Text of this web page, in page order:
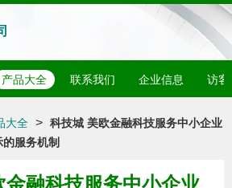
产品大全 联系我们 企业信息 访客
大全 > 科技城 美欧金融科技服务中小企业
服务机制
金融科技服务中小企业